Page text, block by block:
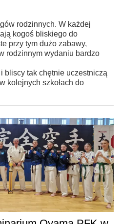
rodzinnych. W każdej
kogoś bliskiego do
przy tym dużo zabawy,
rodzinnym wydaniu bardzo
bliscy tak chętnie uczestniczą
kolejnych szkołach do